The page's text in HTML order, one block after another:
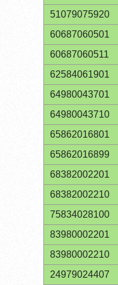
51079075920
60687060501
60687060511
62584061901
64980043701
64980043710
65862016801
65862016899
68382002201
68382002210
75834028100
83980002201
83980002210
24979024407